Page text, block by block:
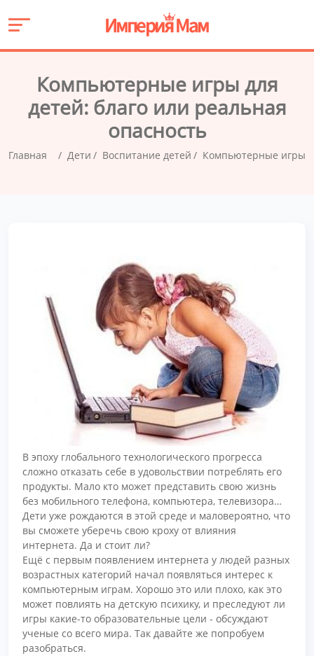
Компьютерные игры для
детей: благо или реальная
опасность
Главная Дети Воспитание детей Компьютерные игры
В эпоху глобального технологического прогресса
сложно отказать себе в удовольствии потреблять его
продукты. Мало кто может представить свою жизнь
без мобильного телефона, компьютера, телевизора…
Дети уже рождаются в этой среде и маловероятно, что
вы сможете уберечь свою кроху от влияния
интернета. Да и стоит ли?
Ещё с первым появлением интернета у людей разных
возрастных категорий начал появляться интерес к
компьютерным играм. Хорошо это или плохо, как это
может повлиять на детскую психику, и преследуют ли
игры какие-то образовательные цели - обсуждают
ученые со всего мира. Так давайте же попробуем
разобраться.